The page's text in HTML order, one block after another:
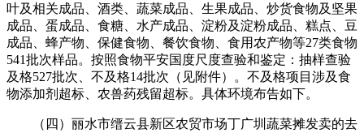
叶及相关成品、酒类、蔬菜成品、生果成品、炒货食物及坚果
成品、蛋成品、食糖、水产成品、淀粉及淀粉成品、糕点、豆
成品、蜂产物、保健食物、餐饮食物、食用农产物等27类食物
541批次样品。按照食物平安国度尺度查验和鉴定：抽样查验
及格527批次、不及格14批次（见附件）。不及格项目涉及食
物添加剂超标、农兽药残留超标。具体环境布告如下。
（四）丽水市缙云县新区农贸市场丁广圳蔬菜摊发卖的去